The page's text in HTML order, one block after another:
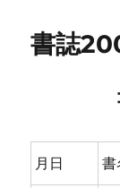
書誌
月日 書